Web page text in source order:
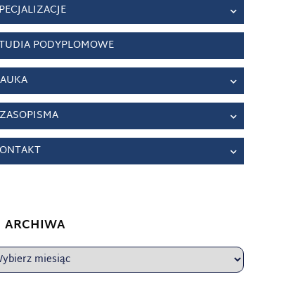
PODYPLOMOWE
ARCHIWA